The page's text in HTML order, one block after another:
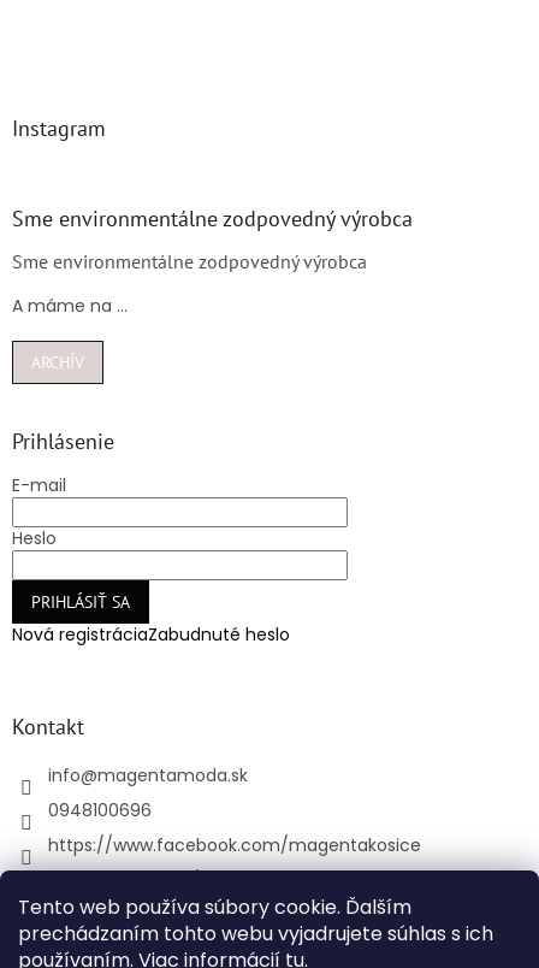
Tento web používa súbory cookie. Ďalším
prechádzaním tohto webu vyjadrujete súhlas s ich
používaním. Viac informácií tu.
Instagram
Sme environmentálne zodpovedný výrobca
Sme environmentálne zodpovedný výrobca
A máme na ...
ARCHÍV
Prihlásenie
E-mail
Heslo
PRIHLÁSIŤ SA
Nová registráciaZabudnuté heslo
Kontakt
info@magentamoda.sk
0948100696
https://www.facebook.com/magentakosice
+421948100696